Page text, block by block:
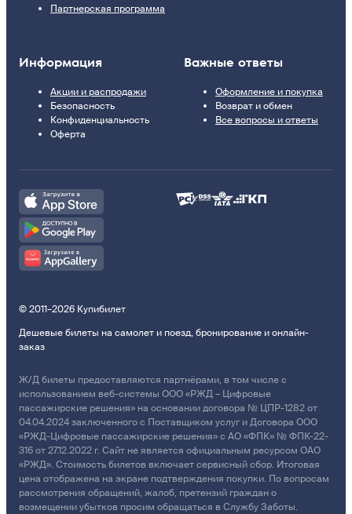
Партнерская программа
Информация
Акции и распродажи
Безопасность
Конфиденциальность
Оферта
Важные ответы
Оформление и покупка
Возврат и обмен
Все вопросы и ответы
© 2011–2026 Купибилет
Дешевые билеты на самолет и поезд, бронирование и онлайн-
заказ
Ж/Д билеты предоставляются партнёрами, в том числе с
использованием веб-системы ООО «РЖД – Цифровые
пассажирские решения» на основании договора № ЦПР-1282 от
04.04.2024 заключенного с Поставщиком услуг и Договора ООО
«РЖД-Цифровые пассажирские решения» с АО «ФПК» № ФПК-22-
316 от 27.12.2022 г. Сайт не является официальным ресурсом ОАО
«РЖД». Стоимость билетов включает сервисный сбор. Итоговая
цена отображена на экране подтверждения покупки. По вопросам
рассмотрения обращений, жалоб, претензий граждан о
возмещении убытков просим обращаться в Службу Заботы.